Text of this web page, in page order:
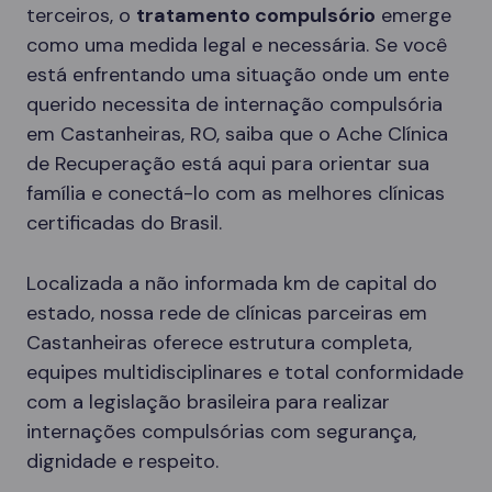
terceiros, o tratamento compulsório emerge
como uma medida legal e necessária. Se você
está enfrentando uma situação onde um ente
querido necessita de internação compulsória
em Castanheiras, RO, saiba que o Ache Clínica
de Recuperação está aqui para orientar sua
família e conectá-lo com as melhores clínicas
certificadas do Brasil.
Localizada a não informada km de capital do
estado, nossa rede de clínicas parceiras em
Castanheiras oferece estrutura completa,
equipes multidisciplinares e total conformidade
com a legislação brasileira para realizar
internações compulsórias com segurança,
dignidade e respeito.